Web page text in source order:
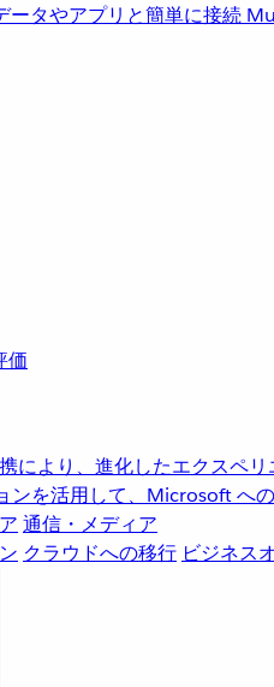
ータやアプリと簡単に接続
価
により、進化したエクスペ
ンを活用して、Microsoft への
通信・メディア
クラウドへの移行 ビジネス